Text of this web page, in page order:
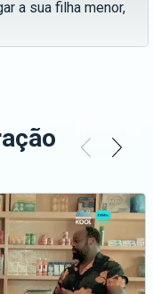
a sua filha menor,